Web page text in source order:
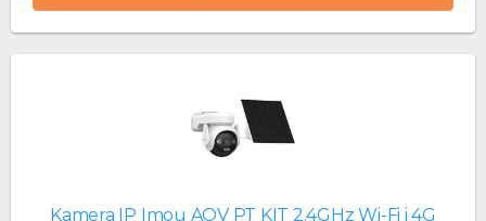
Kamera IP Imou AOV PT KIT 2.4GHz Wi-Fi i 4G